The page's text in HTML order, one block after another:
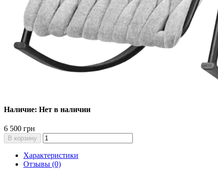
Наличие: Нет в наличии
6 500 грн
В корзину
Характеристики
Отзывы (0)